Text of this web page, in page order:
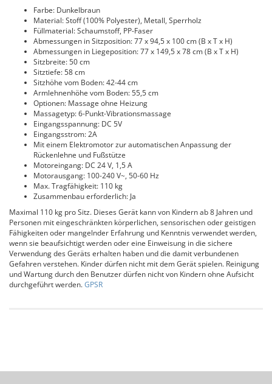
Farbe: Dunkelbraun
Material: Stoff (100% Polyester), Metall, Sperrholz
Füllmaterial: Schaumstoff, PP-Faser
Abmessungen in Sitzposition: 77 x 94,5 x 100 cm (B x T x H)
Abmessungen in Liegeposition: 77 x 149,5 x 78 cm (B x T x H)
Sitzbreite: 50 cm
Sitztiefe: 58 cm
Sitzhöhe vom Boden: 42-44 cm
Armlehnenhöhe vom Boden: 55,5 cm
Optionen: Massage ohne Heizung
Massagetyp: 6-Punkt-Vibrationsmassage
Eingangsspannung: DC 5V
Eingangsstrom: 2A
Mit einem Elektromotor zur automatischen Anpassung der
Rückenlehne und Fußstütze
Motoreingang: DC 24 V, 1,5 A
Motorausgang: 100-240 V~, 50-60 Hz
Max. Tragfähigkeit: 110 kg
Zusammenbau erforderlich: Ja
Maximal 110 kg pro Sitz. Dieses Gerät kann von Kindern ab 8 Jahren und
Personen mit eingeschränkten körperlichen, sensorischen oder geistigen
Fähigkeiten oder mangelnder Erfahrung und Kenntnis verwendet werden,
wenn sie beaufsichtigt werden oder eine Einweisung in die sichere
Verwendung des Geräts erhalten haben und die damit verbundenen
Gefahren verstehen. Kinder dürfen nicht mit dem Gerät spielen. Reinigung
und Wartung durch den Benutzer dürfen nicht von Kindern ohne Aufsicht
durchgeführt werden.GPSR